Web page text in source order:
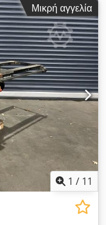
Μικρή αγγελία
1 / 11